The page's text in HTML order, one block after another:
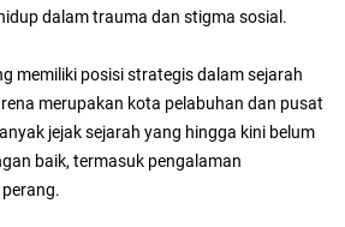
dalam trauma dan stigma sosial.
memiliki posisi strategis dalam sejarah
merupakan kota pelabuhan dan pusat
jejak sejarah yang hingga kini belum
baik, termasuk pengalaman